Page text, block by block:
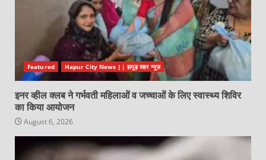
Featured Hapur City News || हापुड़ शहर न्यूज़
इनर व्हील क्लब ने गर्भवती महिलाओं व जच्चाओं के लिए स्वास्थ्य शिविर
का किया आयोजन
August 6, 2026